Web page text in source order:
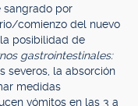
sangrado por
comienzo del nuevo
posibilidad de
gastrointestinales:
severos, la absorción
medidas
vómitos en las 3 a